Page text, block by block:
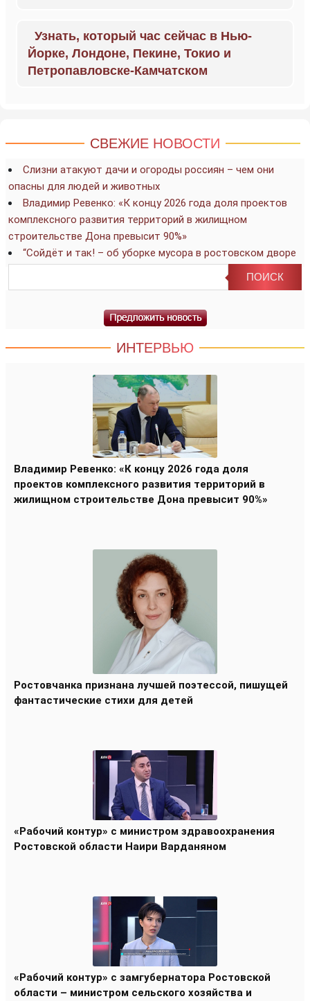
Узнать, который час сейчас в Нью-
Йорке, Лондоне, Пекине, Токио и
Петропавловске-Камчатском
СВЕЖИЕ НОВОСТИ
Слизни атакуют дачи и огороды россиян – чем они
опасны для людей и животных
Владимир Ревенко: «К концу 2026 года доля проектов
комплексного развития территорий в жилищном
строительстве Дона превысит 90%»
“Сойдёт и так! – об уборке мусора в ростовском дворе
ИНТЕРВЬЮ
Владимир Ревенко: «К концу 2026 года доля
проектов комплексного развития территорий в
жилищном строительстве Дона превысит 90%»
Ростовчанка признана лучшей поэтессой, пишущей
фантастические стихи для детей
«Рабочий контур» с министром здравоохранения
Ростовской области Наири Варданяном
«Рабочий контур» с замгубернатора Ростовской
области – министром сельского хозяйства и